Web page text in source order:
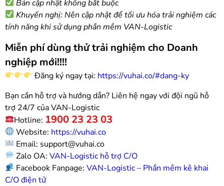
Bản cập nhật không bắt buộc
Khuyến nghị: Nên cập nhật để tối ưu hóa trải nghiệm các
tính năng khi sử dụng phần mềm VAN-Logistic
Miễn phí dùng thử trải nghiệm cho Doanh
nghiệp mới!!!!
Đăng ký ngay tại: https://vuhai.co/#dang-ky
Bạn cần hỗ trợ và hướng dẫn? Liên hệ ngay với đội ngũ hỗ
trợ 24/7 của VAN-Logistic
Hotline: 1900 23 23 03
Website: https://vuhai.co
Email: support@vuhai.co
Zalo OA:VAN-Logistic hỗ trợ C/O
Facebook Fanpage:VAN-Logistic – Phần mềm kê khai
C/O điện tử